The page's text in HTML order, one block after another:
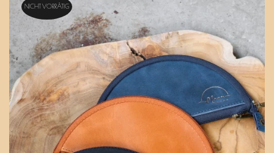
NICHT VORRÄTIG